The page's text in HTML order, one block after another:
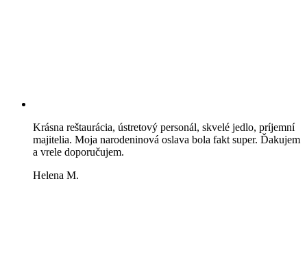
Krásna reštaurácia, ústretový personál, skvelé jedlo, príjemní
majitelia. Moja narodeninová oslava bola fakt super. Ďakujem
a vrele doporučujem.
Helena M.